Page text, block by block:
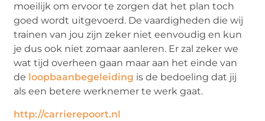
moeilijk om ervoor te zorgen dat het plan toch
goed wordt uitgevoerd. De vaardigheden die wij
trainen van jou zijn zeker niet eenvoudig en kun
je dus ook niet zomaar aanleren. Er zal zeker we
wat tijd overheen gaan maar aan het einde van
de loopbaanbegeleiding is de bedoeling dat jij
als een betere werknemer te werk gaat.
http://carrierepoort.nl